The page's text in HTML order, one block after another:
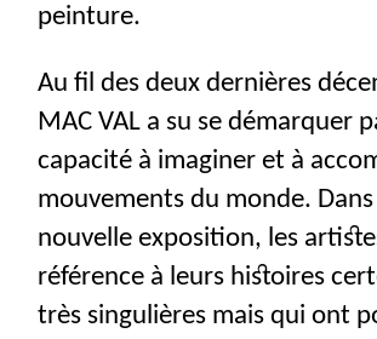
peinture.
Au fil des deux dernières
MAC VAL a su se démarquer
capacité à imaginer et à
mouvements du monde.
nouvelle exposition, les
référence à leurs histoires
très singulières mais qui ont